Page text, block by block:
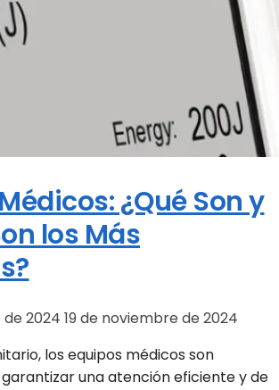
¿Qué Son y
los Más
de 2024 19 de noviembre de 2024
los equipos médicos son
una atención eficiente y de